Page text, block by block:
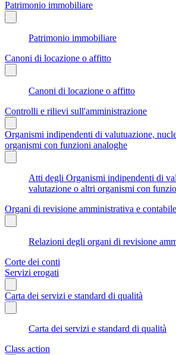
Patrimonio immobiliare
Patrimonio immobiliare
Canoni di locazione o affitto
Canoni di locazione o affitto
Controlli e rilievi sull'amministrazione
Organismi indipendenti di valutuazione,
organismi con funzioni analoghe
Atti degli Organismi indipendenti di
valutazione o altri organismi con
Organi di revisione amministrativa e contabile
Relazioni degli organi di revisione
Corte dei conti
Servizi erogati
Carta dei servizi e standard di qualità
Carta dei servizi e standard di qualità
Class action